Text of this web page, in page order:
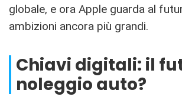
globale, e ora Apple guarda al
ambizioni ancora più grandi.
Chiavi digitali: il
noleggio auto?